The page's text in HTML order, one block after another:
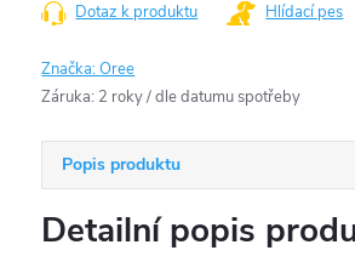
Dotaz k produktu Hlídací pes
Značka:Oree
Záruka: 2 roky / dle datumu spotřeby
Popis produktu
Detailní popis